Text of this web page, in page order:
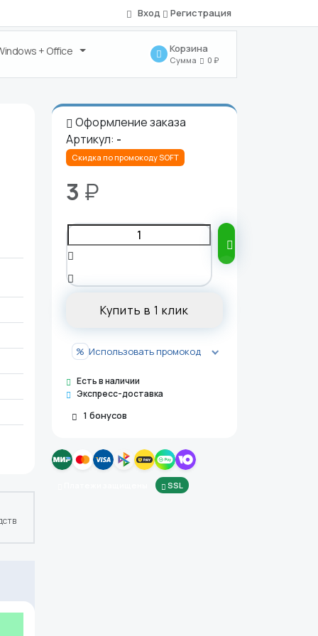
Вход Регистрация
+ Office Корзина
Сумма 0 ₽
Оформление заказа
Артикул: -
Скидка по промокоду SOFT
3 ₽
Купить в 1 клик
% Использовать промокод
Есть в наличии
Экспресс-доставка
1 бонусов
SSL